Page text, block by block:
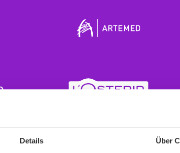
Details Über